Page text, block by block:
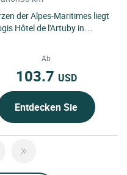
der Alpes-Maritimes liegt
Hôtel de l'Artuby in
Ab
103.7 USD
Entdecken Sie